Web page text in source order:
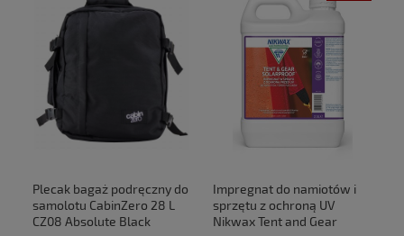
Plecak bagaż podręczny do
samolotu CabinZero 28 L
CZ08 Absolute Black
Impregnat do namiotów i
sprzętu z ochroną UV
Nikwax Tent and Gear